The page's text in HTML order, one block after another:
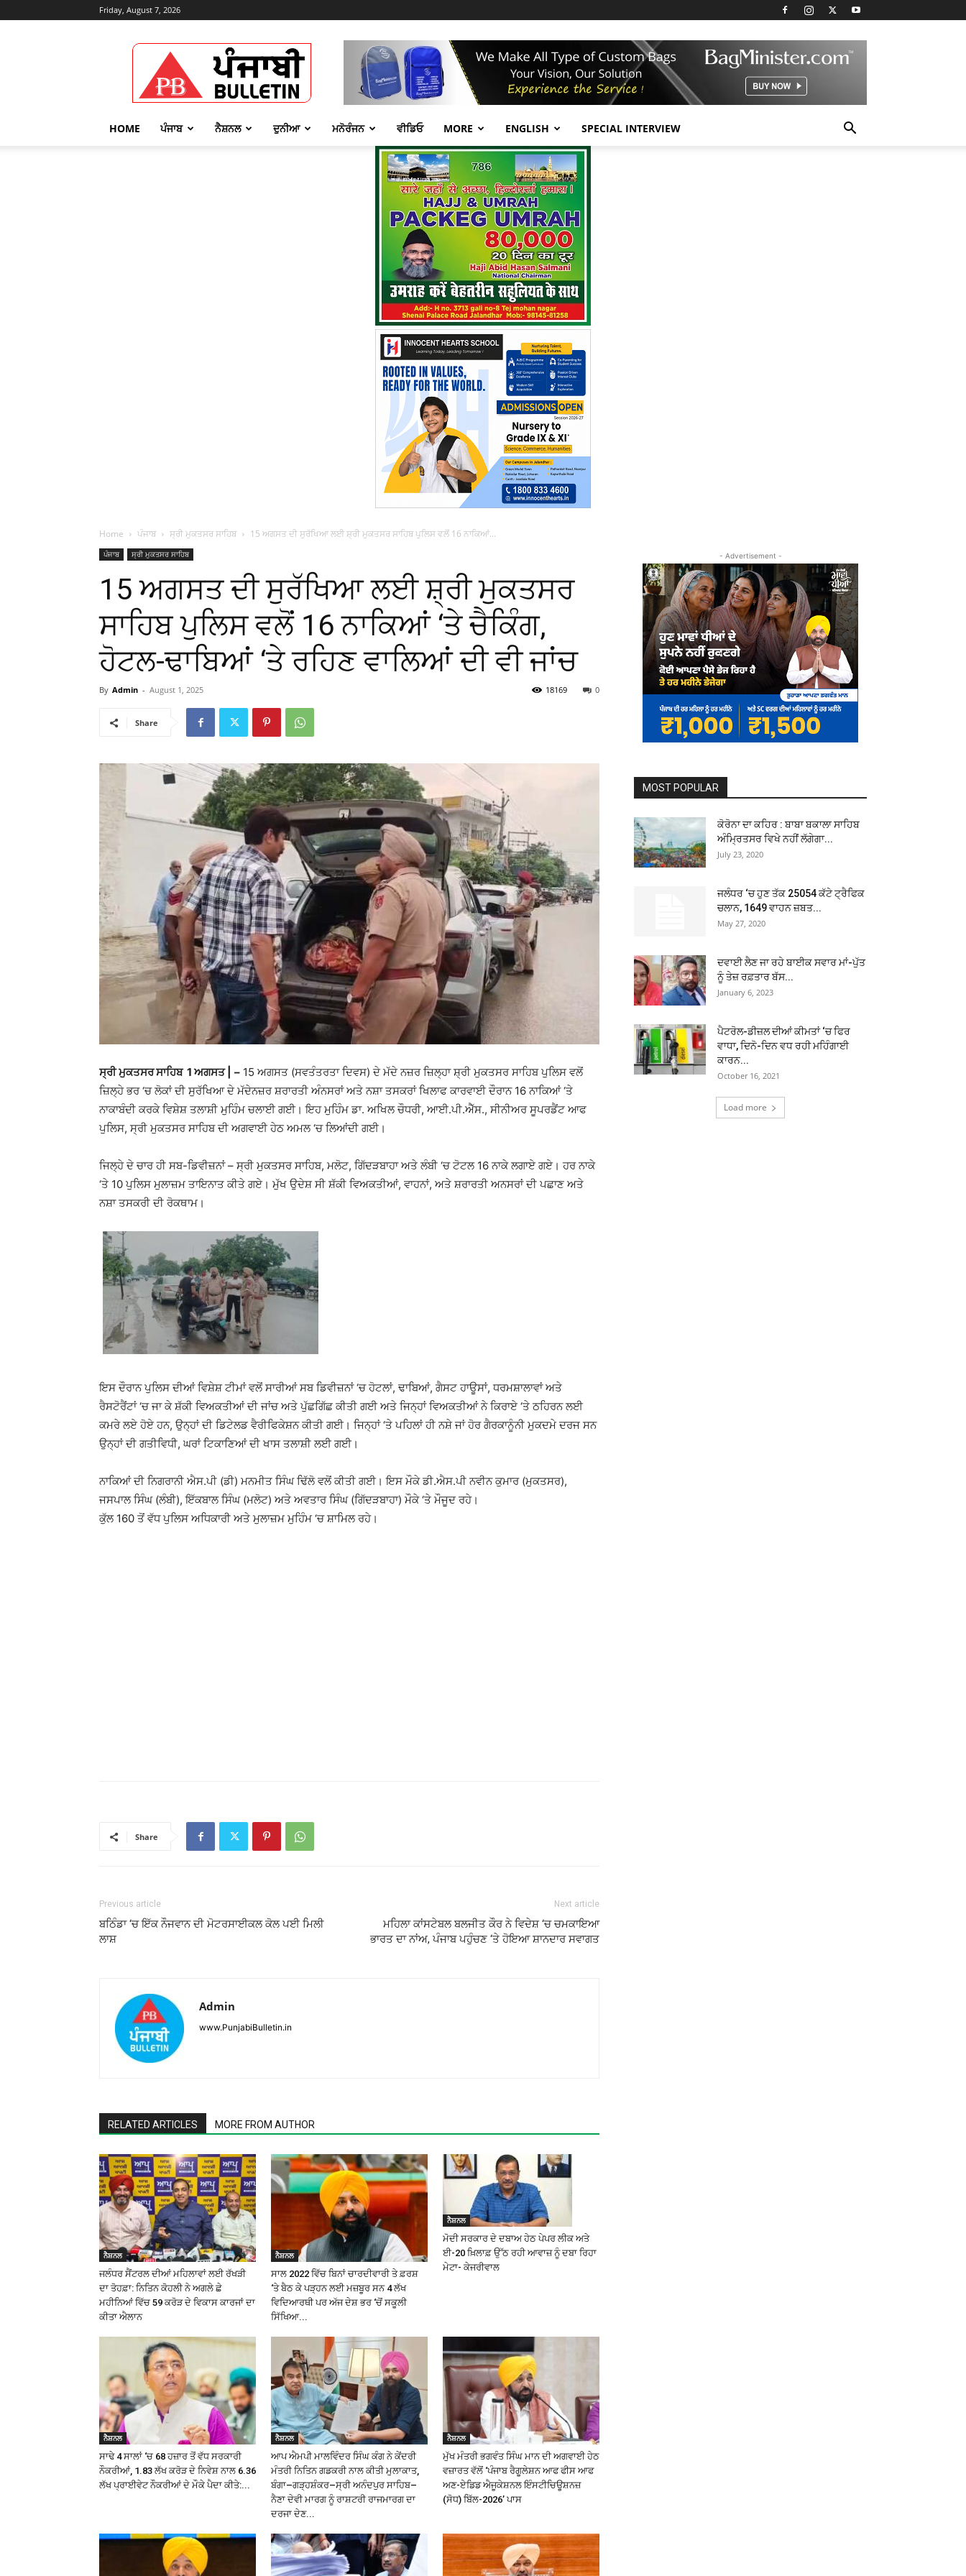
Friday, August 7, 2026
Punjabi
Bulletin
HOME ਪੰਜਾਬ ਨੈਸ਼ਨਲ ਦੁਨੀਆ ਮਨੋਰੰਜਨ ਵੀਡਿਓ MORE ENGLISH SPECIAL INTERVIEW
Home ਪੰਜਾਬ ਸ੍ਰੀ ਮੁਕਤਸਰ ਸਾਹਿਬ 15 ਅਗਸਤ ਦੀ ਸੁਰੱਖਿਆ ਲਈ ਸ਼੍ਰੀ ਮੁਕਤਸਰ ਸਾਹਿਬ ਪੁਲਿਸ ਵਲੋਂ 16 ਨਾਕਿਆਂ...
ਪੰਜਾਬ ਸ੍ਰੀ ਮੁਕਤਸਰ ਸਾਹਿਬ
15 ਅਗਸਤ ਦੀ ਸੁਰੱਖਿਆ ਲਈ ਸ਼੍ਰੀ ਮੁਕਤਸਰ
ਸਾਹਿਬ ਪੁਲਿਸ ਵਲੋਂ 16 ਨਾਕਿਆਂ ‘ਤੇ ਚੈਕਿੰਗ,
ਹੋਟਲ-ਢਾਬਿਆਂ ‘ਤੇ ਰਹਿਣ ਵਾਲਿਆਂ ਦੀ ਵੀ ਜਾਂਚ
By Admin - August 1, 2025 0
18169
Share
ਸ੍ਰੀ ਮੁਕਤਸਰ ਸਾਹਿਬ 1 ਅਗਸਤ | – 15 ਅਗਸਤ (ਸਵਤੰਤਰਤਾ ਦਿਵਸ) ਦੇ ਮੱਦੇ ਨਜ਼ਰ ਜ਼ਿਲ੍ਹਾ ਸ਼੍ਰੀ ਮੁਕਤਸਰ ਸਾਹਿਬ ਪੁਲਿਸ ਵਲੋਂ
ਜ਼ਿਲ੍ਹੇ ਭਰ ‘ਚ ਲੋਕਾਂ ਦੀ ਸੁਰੱਖਿਆ ਦੇ ਮੱਦੇਨਜ਼ਰ ਸ਼ਰਾਰਤੀ ਅੰਨਸਰਾਂ ਅਤੇ ਨਸ਼ਾ ਤਸਕਰਾਂ ਖਿਲਾਫ ਕਾਰਵਾਈ ਦੌਰਾਨ 16 ਨਾਕਿਆਂ ‘ਤੇ
ਨਾਕਾਬੰਦੀ ਕਰਕੇ ਵਿਸ਼ੇਸ਼ ਤਲਾਸ਼ੀ ਮੁਹਿੰਮ ਚਲਾਈ ਗਈ। ਇਹ ਮੁਹਿੰਮ ਡਾ. ਅਖਿਲ ਚੌਧਰੀ, ਆਈ.ਪੀ.ਐੱਸ., ਸੀਨੀਅਰ ਸੂਪਰਡੈਂਟ ਆਫ
ਪੁਲਿਸ, ਸ੍ਰੀ ਮੁਕਤਸਰ ਸਾਹਿਬ ਦੀ ਅਗਵਾਈ ਹੇਠ ਅਮਲ ‘ਚ ਲਿਆਂਦੀ ਗਈ।
ਜਿਲ੍ਹੇ ਦੇ ਚਾਰ ਹੀ ਸਬ-ਡਿਵੀਜ਼ਨਾਂ – ਸ੍ਰੀ ਮੁਕਤਸਰ ਸਾਹਿਬ, ਮਲੋਟ, ਗਿੱਦੜਬਾਹਾ ਅਤੇ ਲੰਬੀ ‘ਚ ਟੋਟਲ 16 ਨਾਕੇ ਲਗਾਏ ਗਏ। ਹਰ ਨਾਕੇ
‘ਤੇ 10 ਪੁਲਿਸ ਮੁਲਾਜ਼ਮ ਤਾਇਨਾਤ ਕੀਤੇ ਗਏ। ਮੁੱਖ ਉਦੇਸ਼ ਸੀ ਸ਼ੱਕੀ ਵਿਅਕਤੀਆਂ, ਵਾਹਨਾਂ, ਅਤੇ ਸ਼ਰਾਰਤੀ ਅਨਸਰਾਂ ਦੀ ਪਛਾਣ ਅਤੇ
ਨਸ਼ਾ ਤਸਕਰੀ ਦੀ ਰੋਕਥਾਮ।
ਇਸ ਦੌਰਾਨ ਪੁਲਿਸ ਦੀਆਂ ਵਿਸ਼ੇਸ਼ ਟੀਮਾਂ ਵਲੋਂ ਸਾਰੀਆਂ ਸਬ ਡਿਵੀਜ਼ਨਾਂ ‘ਚ ਹੋਟਲਾਂ, ਢਾਬਿਆਂ, ਗੈਸਟ ਹਾਊਸਾਂ, ਧਰਮਸ਼ਾਲਾਵਾਂ ਅਤੇ
ਰੈਸਟੋਰੈਂਟਾਂ ‘ਚ ਜਾ ਕੇ ਸ਼ੱਕੀ ਵਿਅਕਤੀਆਂ ਦੀ ਜਾਂਚ ਅਤੇ ਪੁੱਛਗਿੱਛ ਕੀਤੀ ਗਈ ਅਤੇ ਜਿਨ੍ਹਾਂ ਵਿਅਕਤੀਆਂ ਨੇ ਕਿਰਾਏ ‘ਤੇ ਠਹਿਰਨ ਲਈ
ਕਮਰੇ ਲਏ ਹੋਏ ਹਨ, ਉਨ੍ਹਾਂ ਦੀ ਡਿਟੇਲਡ ਵੈਰੀਫਿਕੇਸ਼ਨ ਕੀਤੀ ਗਈ। ਜਿਨ੍ਹਾਂ ‘ਤੇ ਪਹਿਲਾਂ ਹੀ ਨਸ਼ੇ ਜਾਂ ਹੋਰ ਗੈਰਕਾਨੂੰਨੀ ਮੁਕਦਮੇ ਦਰਜ ਸਨ
ਉਨ੍ਹਾਂ ਦੀ ਗਤੀਵਿਧੀ, ਘਰਾਂ ਟਿਕਾਣਿਆਂ ਦੀ ਖਾਸ ਤਲਾਸ਼ੀ ਲਈ ਗਈ।
ਨਾਕਿਆਂ ਦੀ ਨਿਗਰਾਨੀ ਐਸ.ਪੀ (ਡੀ) ਮਨਮੀਤ ਸਿੰਘ ਢਿੱਲੋ ਵਲੋਂ ਕੀਤੀ ਗਈ। ਇਸ ਮੌਕੇ ਡੀ.ਐਸ.ਪੀ ਨਵੀਨ ਕੁਮਾਰ (ਮੁਕਤਸਰ),
ਜਸਪਾਲ ਸਿੰਘ (ਲੰਬੀ), ਇੱਕਬਾਲ ਸਿੰਘ (ਮਲੋਟ) ਅਤੇ ਅਵਤਾਰ ਸਿੰਘ (ਗਿੱਦੜਬਾਹਾ) ਮੌਕੇ ‘ਤੇ ਮੌਜੂਦ ਰਹੇ।
ਕੁੱਲ 160 ਤੋਂ ਵੱਧ ਪੁਲਿਸ ਅਧਿਕਾਰੀ ਅਤੇ ਮੁਲਾਜ਼ਮ ਮੁਹਿੰਮ ‘ਚ ਸ਼ਾਮਿਲ ਰਹੇ।
Share
Previous article
ਬਠਿੰਡਾ ‘ਚ ਇੱਕ ਨੌਜਵਾਨ ਦੀ ਮੋਟਰਸਾਈਕਲ ਕੋਲ ਪਈ ਮਿਲੀ
ਲਾਸ਼
Next article
ਮਹਿਲਾ ਕਾਂਸਟੇਬਲ ਬਲਜੀਤ ਕੌਰ ਨੇ ਵਿਦੇਸ਼ ‘ਚ ਚਮਕਾਇਆ
ਭਾਰਤ ਦਾ ਨਾਂਅ, ਪੰਜਾਬ ਪਹੁੰਚਣ ‘ਤੇ ਹੋਇਆ ਸ਼ਾਨਦਾਰ ਸਵਾਗਤ
Admin
www.PunjabiBulletin.in
RELATED ARTICLES MORE FROM AUTHOR
ਨੈਸ਼ਨਲ
ਜਲੰਧਰ ਸੈਂਟਰਲ ਦੀਆਂ ਮਹਿਲਾਵਾਂ ਲਈ ਰੱਖੜੀ
ਦਾ ਤੋਹਫ਼ਾ: ਨਿਤਿਨ ਕੋਹਲੀ ਨੇ ਅਗਲੇ ਛੇ
ਮਹੀਨਿਆਂ ਵਿੱਚ ₹59 ਕਰੋੜ ਦੇ ਵਿਕਾਸ ਕਾਰਜਾਂ ਦਾ
ਕੀਤਾ ਐਲਾਨ
ਨੈਸ਼ਨਲ
ਸਾਲ 2022 ਵਿੱਚ ਬਿਨਾਂ ਚਾਰਦੀਵਾਰੀ ਤੇ ਫ਼ਰਸ਼
‘ਤੇ ਬੈਠ ਕੇ ਪੜ੍ਹਨ ਲਈ ਮਜ਼ਬੂਰ ਸਨ 4 ਲੱਖ
ਵਿਦਿਆਰਥੀ ਪਰ ਅੱਜ ਦੇਸ਼ ਭਰ ‘ਚੋਂ ਸਕੂਲੀ
ਸਿੱਖਿਆ...
ਨੈਸ਼ਨਲ
ਮੋਦੀ ਸਰਕਾਰ ਦੇ ਦਬਾਅ ਹੇਠ ਪੇਪਰ ਲੀਕ ਅਤੇ
ਈ-20 ਖ਼ਿਲਾਫ਼ ਉੱਠ ਰਹੀ ਆਵਾਜ਼ ਨੂੰ ਦਬਾ ਰਿਹਾ
ਮੇਟਾ- ਕੇਜਰੀਵਾਲ
ਨੈਸ਼ਨਲ
ਸਾਢੇ 4 ਸਾਲਾਂ ‘ਚ 68 ਹਜ਼ਾਰ ਤੋਂ ਵੱਧ ਸਰਕਾਰੀ
ਨੌਕਰੀਆਂ, 1.83 ਲੱਖ ਕਰੋੜ ਦੇ ਨਿਵੇਸ਼ ਨਾਲ 6.36
ਲੱਖ ਪ੍ਰਾਈਵੇਟ ਨੌਕਰੀਆਂ ਦੇ ਮੌਕੇ ਪੈਦਾ ਕੀਤੇ:...
ਨੈਸ਼ਨਲ
ਆਪ ਐਮਪੀ ਮਾਲਵਿੰਦਰ ਸਿੰਘ ਕੰਗ ਨੇ ਕੇਂਦਰੀ
ਮੰਤਰੀ ਨਿਤਿਨ ਗਡਕਰੀ ਨਾਲ ਕੀਤੀ ਮੁਲਾਕਾਤ,
ਬੰਗਾ–ਗੜ੍ਹਸ਼ੰਕਰ–ਸ੍ਰੀ ਅਨੰਦਪੁਰ ਸਾਹਿਬ–
ਨੈਣਾ ਦੇਵੀ ਮਾਰਗ ਨੂੰ ਰਾਸ਼ਟਰੀ ਰਾਜਮਾਰਗ ਦਾ
ਦਰਜਾ ਦੇਣ...
ਨੈਸ਼ਨਲ
ਮੁੱਖ ਮੰਤਰੀ ਭਗਵੰਤ ਸਿੰਘ ਮਾਨ ਦੀ ਅਗਵਾਈ ਹੇਠ
ਵਜ਼ਾਰਤ ਵੱਲੋਂ ‘ਪੰਜਾਬ ਰੈਗੂਲੇਸ਼ਨ ਆਫ ਫੀਸ ਆਫ
ਅਣ-ਏਡਿਡ ਐਜੂਕੇਸ਼ਨਲ ਇੰਸਟੀਚਿਊਸ਼ਨਜ਼
(ਸੋਧ) ਬਿੱਲ-2026’ ਪਾਸ
- Advertisement -
MOST POPULAR
ਕੋਰੋਨਾ ਦਾ ਕਹਿਰ : ਬਾਬਾ ਬਕਾਲਾ ਸਾਹਿਬ
ਅੰਮ੍ਰਿਤਸਰ ਵਿਖੇ ਨਹੀਂ ਲੱਗੇਗਾ...
July 23, 2020
ਜਲੰਧਰ ‘ਚ ਹੁਣ ਤੱਕ 25054 ਕੱਟੇ ਟ੍ਰੈਫਿਕ
ਚਲਾਨ, 1649 ਵਾਹਨ ਜ਼ਬਤ...
May 27, 2020
ਦਵਾਈ ਲੈਣ ਜਾ ਰਹੇ ਬਾਈਕ ਸਵਾਰ ਮਾਂ-ਪੁੱਤ
ਨੂੰ ਤੇਜ਼ ਰਫ਼ਤਾਰ ਬੱਸ...
January 6, 2023
ਪੈਟਰੋਲ-ਡੀਜ਼ਲ ਦੀਆਂ ਕੀਮਤਾਂ ‘ਚ ਫਿਰ
ਵਾਧਾ, ਦਿਨੋ-ਦਿਨ ਵਧ ਰਹੀ ਮਹਿੰਗਾਈ
ਕਾਰਨ...
October 16, 2021
Load more